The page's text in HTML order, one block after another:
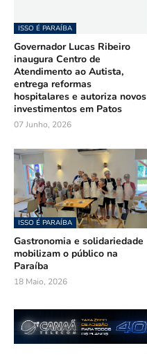
ISSO É PARAÍBA
Governador Lucas Ribeiro
inaugura Centro de
Atendimento ao Autista,
entrega reformas
hospitalares e autoriza novos
investimentos em Patos
07 Junho, 2026
ISSO É PARAÍBA
Gastronomia e solidariedade
mobilizam o público na
Paraíba
18 Maio, 2026